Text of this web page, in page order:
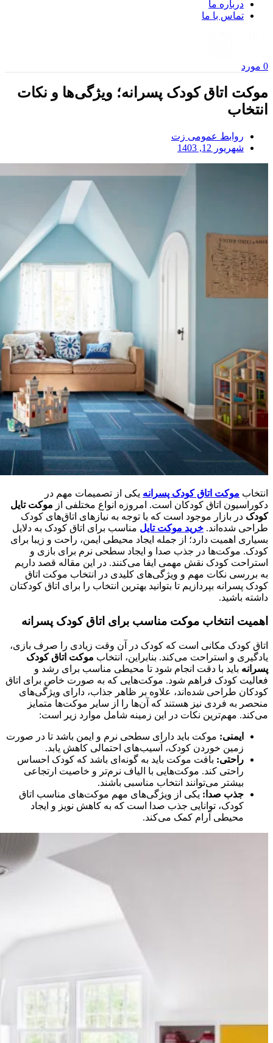
درباره ما
تماس با ما
0 مورد
موکت اتاق کودک پسرانه؛ ویژگی‌ها و نکات
انتخاب
روابط عمومی زت
شهریور 12, 1403
انتخاب موکت اتاق کودک پسرانه یکی از تصمیمات مهم در
دکوراسیون اتاق کودکان است. امروزه انواع مختلفی از موکت تایل
کودک در بازار موجود است که با توجه به نیازهای اتاق‌های کودک
طراحی شده‌اند. خرید موکت تایل مناسب برای اتاق کودک به دلایل
بسیاری اهمیت دارد؛ از جمله ایجاد محیطی ایمن، راحت و زیبا برای
کودک. موکت‌ها در جذب صدا و ایجاد سطحی نرم برای بازی و
استراحت کودک نقش مهمی ایفا می‌کنند. در این مقاله قصد داریم
به بررسی نکات مهم و ویژگی‌های کلیدی در انتخاب موکت اتاق
کودک پسرانه بپردازیم تا بتوانید بهترین انتخاب را برای اتاق کودکتان
داشته باشید.
اهمیت انتخاب موکت مناسب برای اتاق کودک پسرانه
اتاق کودک مکانی است که کودک در آن وقت زیادی را صرف بازی،
یادگیری و استراحت می‌کند. بنابراین، انتخاب موکت اتاق کودک
پسرانه باید با دقت انجام شود تا محیطی مناسب برای رشد و
فعالیت کودک فراهم شود. موکت‌هایی که به صورت خاص برای اتاق
کودکان طراحی شده‌اند، علاوه بر ظاهر جذاب، دارای ویژگی‌های
منحصر به فردی نیز هستند که آن‌ها را از سایر موکت‌ها متمایز
می‌کند. مهم‌ترین نکات در این زمینه شامل موارد زیر است:
ایمنی: موکت باید دارای سطحی نرم و ایمن باشد تا در صورت
زمین خوردن کودک، آسیب‌های احتمالی کاهش یابد.
راحتی: بافت موکت باید به گونه‌ای باشد که کودک احساس
راحتی کند. موکت‌هایی با الیاف نرم‌تر و خاصیت ارتجاعی
بیشتر می‌توانند انتخاب مناسبی باشند.
جذب صدا: یکی از ویژگی‌های مهم موکت‌های مناسب اتاق
کودک، توانایی جذب صدا است که به کاهش نویز و ایجاد
محیطی آرام کمک می‌کند.